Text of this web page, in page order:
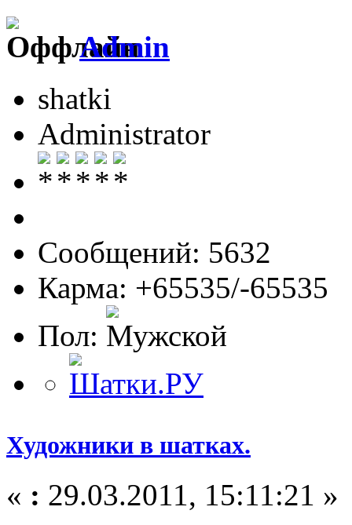
Admin
shatki
Administrator
Сообщений: 5632
Карма: +65535/-65535
Пол:
Художники в шатках.
« : 29.03.2011, 15:11:21 »